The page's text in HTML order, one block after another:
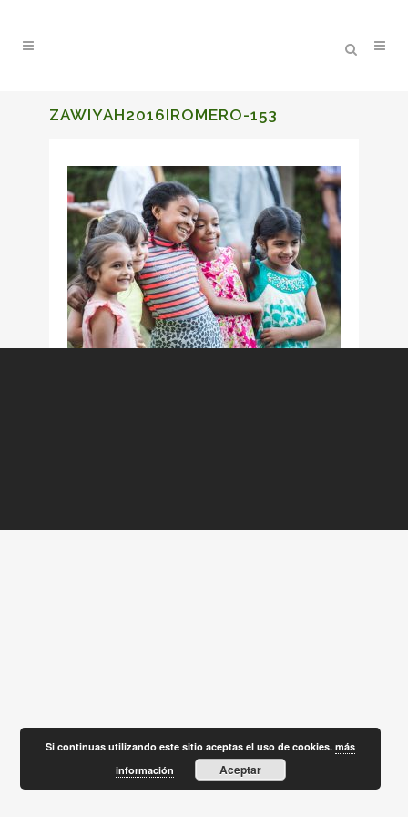
ZAWIYAH2016IROMERO-153
Si continuas utilizando este sitio aceptas el uso de cookies.más
información
Aceptar